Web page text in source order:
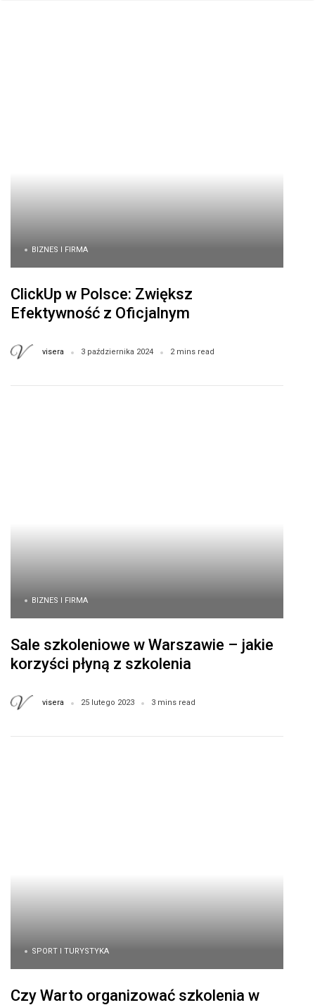
BIZNES I FIRMA
ClickUp w Polsce: Zwiększ
Efektywność z Oficjalnym
visera 3 października 2024 2 mins read
BIZNES I FIRMA
Sale szkoleniowe w Warszawie – jakie
korzyści płyną z szkolenia
salę?visera 25 lutego 2023 3 mins read
SPORT I TURYSTYKA
Czy Warto organizować szkolenia w